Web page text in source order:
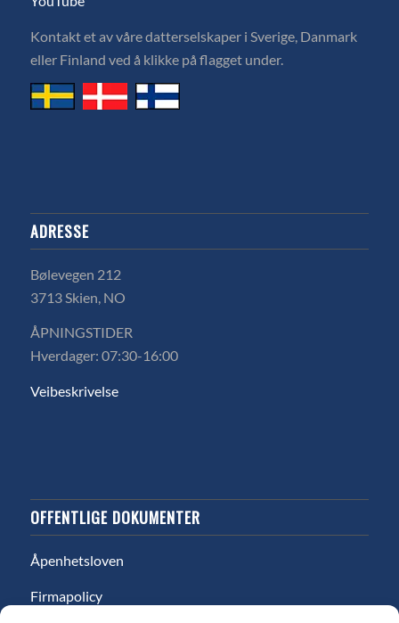
Kontakt et av våre datterselskaper i Sverige, Danmark
eller Finland ved å klikke på flagget under.
ADRESSE
Bølevegen 212
3713 Skien, NO
ÅPNINGSTIDER
Hverdager: 07:30-16:00
Veibeskrivelse
OFFENTLIGE DOKUMENTER
Åpenhetsloven
Firmapolicy